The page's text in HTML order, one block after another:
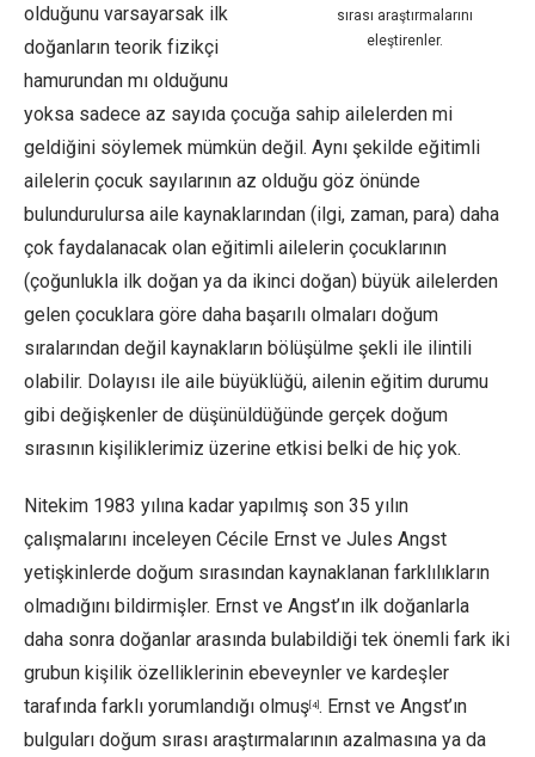
sırası araştırmalarını
eleştirenler.
olduğunu varsayarsak ilk
doğanların teorik fizikçi
hamurundan mı olduğunu
yoksa sadece az sayıda çocuğa sahip ailelerden mi
geldiğini söylemek mümkün değil. Aynı şekilde eğitimli
ailelerin çocuk sayılarının az olduğu göz önünde
bulundurulursa aile kaynaklarından (ilgi, zaman, para) daha
çok faydalanacak olan eğitimli ailelerin çocuklarının
(çoğunlukla ilk doğan ya da ikinci doğan) büyük ailelerden
gelen çocuklara göre daha başarılı olmaları doğum
sıralarından değil kaynakların bölüşülme şekli ile ilintili
olabilir. Dolayısı ile aile büyüklüğü, ailenin eğitim durumu
gibi değişkenler de düşünüldüğünde gerçek doğum
sırasının kişiliklerimiz üzerine etkisi belki de hiç yok.
Nitekim 1983 yılına kadar yapılmış son 35 yılın
çalışmalarını inceleyen Cécile Ernst ve Jules Angst
yetişkinlerde doğum sırasından kaynaklanan farklılıkların
olmadığını bildirmişler. Ernst ve Angst’ın ilk doğanlarla
daha sonra doğanlar arasında bulabildiği tek önemli fark iki
grubun kişilik özelliklerinin ebeveynler ve kardeşler
tarafında farklı yorumlandığı olmuş [4]. Ernst ve Angst’ın
bulguları doğum sırası araştırmalarının azalmasına ya da